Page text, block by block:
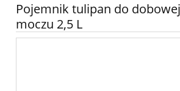
Pojemnik tulipan do
moczu 2,5 L